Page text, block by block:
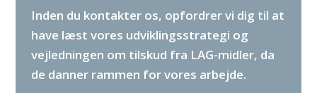
Inden du kontakter os, opfordrer vi dig til at
have læst vores udviklingsstrategi og
vejledningen om tilskud fra LAG-midler, da
de danner rammen for vores arbejde.